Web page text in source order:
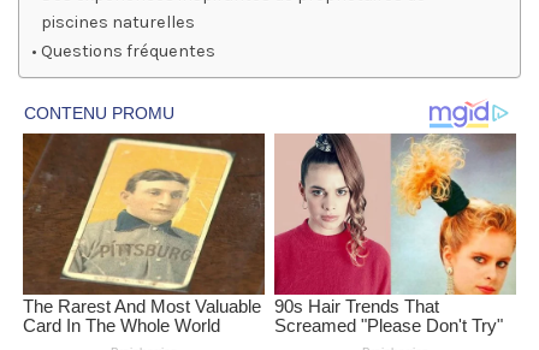
piscines naturelles
Questions fréquentes